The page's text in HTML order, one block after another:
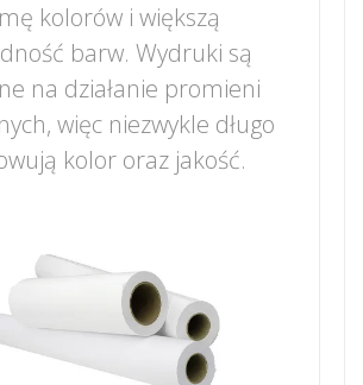
kolorów i większą
barw. Wydruki są
na działanie promieni
więc niezwykle długo
kolor oraz jakość.